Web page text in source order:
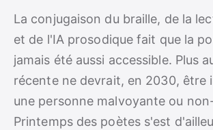
La conjugaison du braille, de la
et de l'IA prosodique fait que la
jamais été aussi accessible. Plus
récente ne devrait, en 2030, être
une personne malvoyante ou
Printemps des poètes s'est